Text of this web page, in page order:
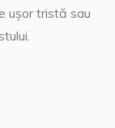
ușor tristă sau